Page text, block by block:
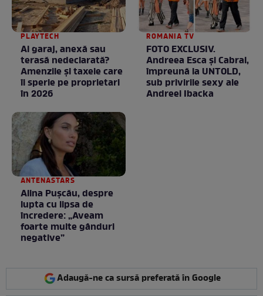
PLAYTECH
Ai garaj, anexă sau
terasă nedeclarată?
Amenzile și taxele care
îi sperie pe proprietari
în 2026
ROMANIA TV
FOTO EXCLUSIV.
Andreea Esca şi Cabral,
împreună la UNTOLD,
sub privirile sexy ale
Andreei Ibacka
ANTENASTARS
Alina Pușcău, despre
lupta cu lipsa de
încredere: „Aveam
foarte multe gânduri
negative”
Adaugă-ne ca sursă preferată în Google